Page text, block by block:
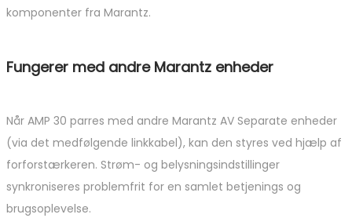
komponenter fra Marantz.
Fungerer med andre Marantz enheder
Når AMP 30 parres med andre Marantz AV Separate enheder
(via det medfølgende linkkabel), kan den styres ved hjælp af
forforstærkeren. Strøm- og belysningsindstillinger
synkroniseres problemfrit for en samlet betjenings og
brugsoplevelse.